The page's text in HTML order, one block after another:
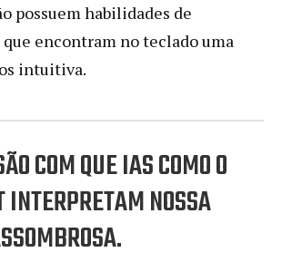
possuem habilidades de
encontram no teclado uma
intuitiva.
COM QUE IAS COMO O
INTERPRETAM NOSSA